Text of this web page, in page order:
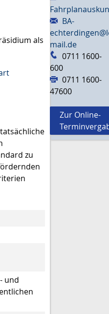
als
zu
und
BA-
mail.de
0711 1600-
600
0711 1600-
47600
Zur Online-